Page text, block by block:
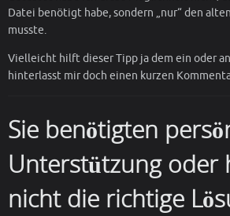
Datei benötigt habe, sondern „nur“ den
musste.
Vielleicht hilft dieser Tipp ja dem ein oder
hinterlasst mir doch einen kurzen
Sie benötigten
Unterstützung oder
nicht die richtige